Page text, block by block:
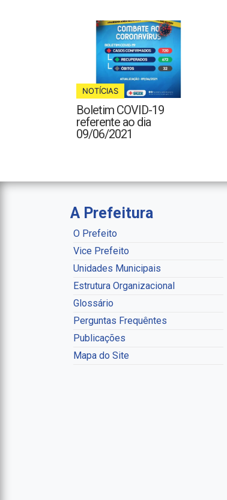
NOTÍCIAS
Boletim COVID-19
referente ao dia
09/06/2021
A Prefeitura
O Prefeito
Vice Prefeito
Unidades Municipais
Estrutura Organizacional
Glossário
Perguntas Frequêntes
Publicações
Mapa do Site